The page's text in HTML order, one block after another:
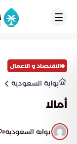
الاقتصاد و الاعمال
بوابة السعودية
أمالا
بوابة السعودية